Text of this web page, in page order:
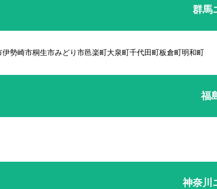
群馬
伊勢崎市桐生市みどり市邑楽町大泉町千代田町板倉町明和町
福
神奈川